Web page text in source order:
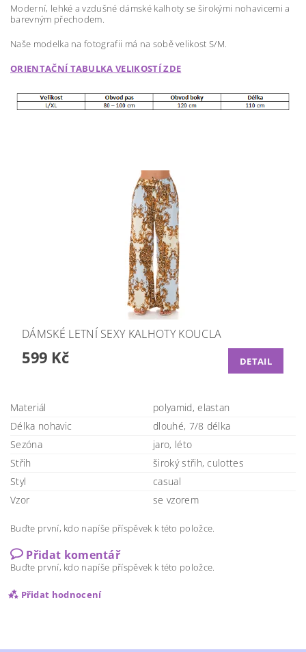
Moderní, lehké a vzdušné dámské kalhoty se širokými nohavicemi a
barevným přechodem.
Naše modelka na fotografii má na sobě velikost S/M.
ORIENTAČNÍ TABULKA VELIKOSTÍ ZDE
DÁMSKÉ LETNÍ SEXY KALHOTY KOUCLA
599 Kč DETAIL
Materiál
polyamid, elastan
Délka nohavic
dlouhé, 7/8 délka
Sezóna
jaro, léto
Střih
široký střih, culottes
Styl
casual
Vzor
se vzorem
Buďte první, kdo napíše příspěvek k této položce.
Přidat komentář
Buďte první, kdo napíše příspěvek k této položce.
Přidat hodnocení